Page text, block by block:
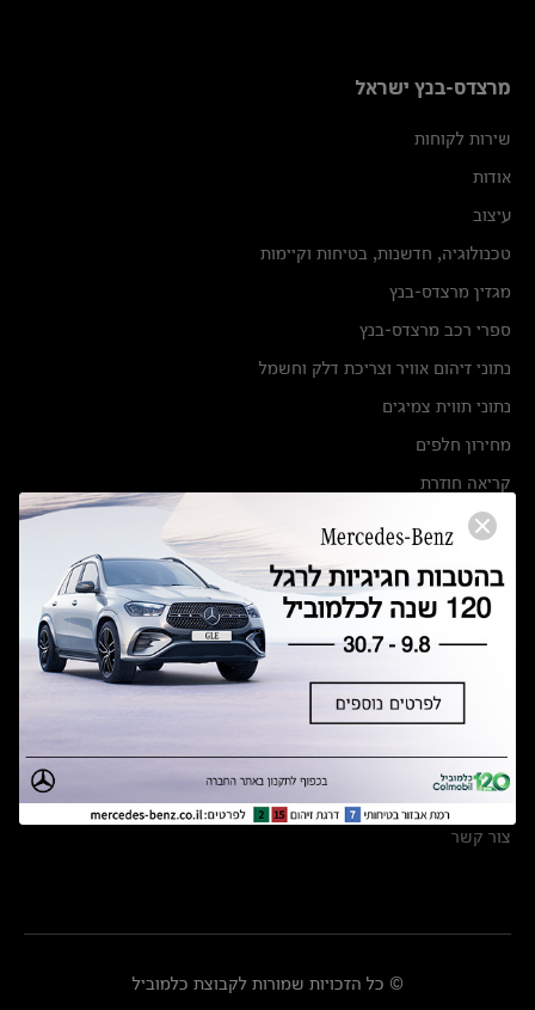
מרצדס-בנץ ישראל
שירות לקוחות
אודות
עיצוב
טכנולוגיה, חדשנות, בטיחות וקיימות
מגזין מרצדס-בנץ
ספרי רכב מרצדס-בנץ
נתוני זיהום אוויר וצריכת דלק וחשמל
נתוני תווית צמיגים
מחירון חלפים
קריאה חוזרת
הודעה על הטבות לרכבי מרצדס בהסדר פשרה בתצ 56447-02-19
תקנון ימי מכירות 120 לכלמוביל
מצאו אותנו
אולמות תצוגה
מרכזי שירות
צור קשר
© כל הזכויות שמורות לקבוצת כלמוביל